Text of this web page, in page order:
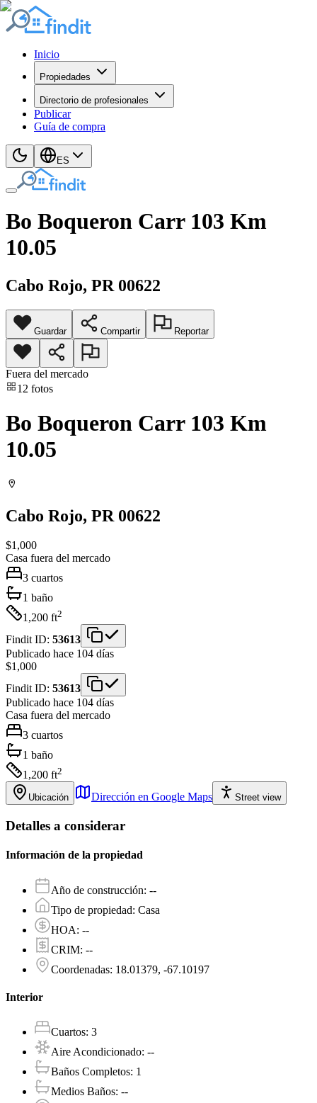
Inicio
Propiedades
Directorio de profesionales
Publicar
Guía de compra
ES
Bo Boqueron Carr 103 Km
10.05
Cabo Rojo, PR 00622
Guardar Compartir Reportar
Fuera del mercado
12 fotos
Bo Boqueron Carr 103 Km
10.05
Cabo Rojo, PR 00622
$1,000
Casa fuera del mercado
3 cuartos
1 baño
1,200 ft2
Findit ID: 53613
Publicado hace 104 días
$1,000
Findit ID: 53613
Publicado hace 104 días
Casa fuera del mercado
3 cuartos
1 baño
1,200 ft2
Ubicación Dirección en Google Maps Street view
Detalles a considerar
Información de la propiedad
Año de construcción: --
Tipo de propiedad: Casa
HOA: --
CRIM: --
Coordenadas: 18.01379, -67.10197
Interior
Cuartos: 3
Aire Acondicionado: --
Baños Completos: 1
Medios Baños: --